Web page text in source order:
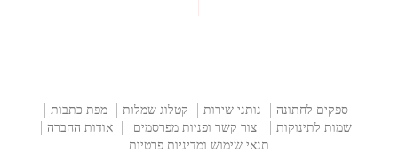
ספקים לחתונה נותני שירות קטלוג שמלות
מפת כתבות
שמות לתינוקות
צור קשר ופניות מפרסמים
אודות החברה
תנאי שימוש ומדיניות פרטיות